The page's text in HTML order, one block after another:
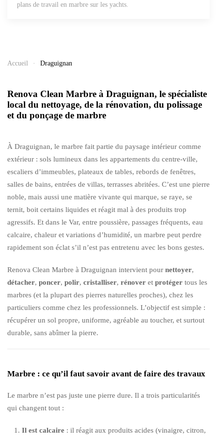
plans de travail en marbre sur les yachts.
Accueil Draguignan
Renova Clean Marbre à Draguignan, le spécialiste
local du nettoyage, de la rénovation, du polissage
et du ponçage de marbre
À Draguignan, le marbre fait partie du paysage intérieur comme
extérieur : sols lumineux dans les appartements du centre-ville,
escaliers d’immeubles, plateaux de tables, rebords de fenêtres,
salles de bains, entrées de villas, terrasses abritées. C’est une pierre
noble, mais aussi une matière vivante qui marque, se raye, se
ternit, boit certains liquides et réagit mal à des produits trop
agressifs. Et dans le Var, entre poussière, passages fréquents, eau
calcaire, chaleur et variations d’humidité, un marbre peut perdre
rapidement son éclat s’il n’est pas entretenu avec les bons gestes.
Renova Clean Marbre à Draguignan intervient pour nettoyer,
détacher, poncer, polir, cristalliser, rénover et protéger tous les
marbres (et la plupart des pierres naturelles proches), chez les
particuliers comme chez les professionnels. L’objectif est simple :
récupérer un sol propre, uniforme, agréable au toucher, et surtout
durable, sans abîmer la pierre.
Marbre : ce qu’il faut savoir avant de faire des travaux
Le marbre n’est pas juste une pierre dure. Il a trois particularités
qui changent tout :
Il est calcaire : il réagit aux produits acides (vinaigre, citron,